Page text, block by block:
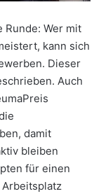
Runde: Wer mit
kann sich
Dieser
Auch
damit
bleiben
für einen